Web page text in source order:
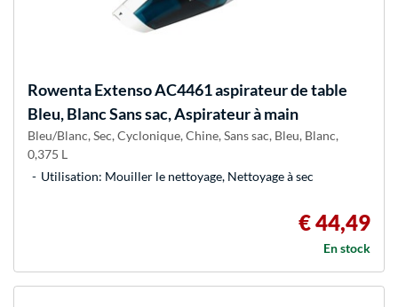
RowentaExtenso AC4461 aspirateur de table
Bleu, Blanc Sans sac, Aspirateur à main
Bleu/Blanc, Sec, Cyclonique, Chine, Sans sac, Bleu, Blanc,
0,375 L
Utilisation: Mouiller le nettoyage, Nettoyage à sec
€ 44,49
En stock